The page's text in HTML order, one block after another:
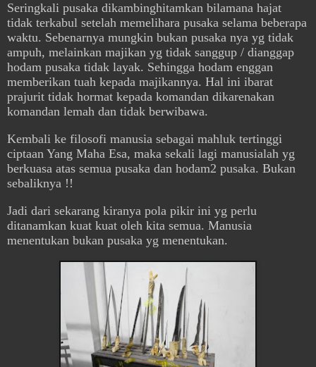
Seringkali pusaka dikambinghitamkan bilamana hajat
tidak terkabul setelah memelihara pusaka selama beberapa
waktu. Sebenarnya mungkin bukan pusaka nya yg tidak
ampuh, melainkan majikan yg tidak sanggup / dianggap
hodam pusaka tidak layak. Sehingga hodam enggan
memberikan tuah kepada majikannya. Hal ini ibarat
prajurit tidak hormat kepada komandan dikarenakan
komandan lemah dan tidak berwibawa.
Kembali ke filosofi manusia sebagai mahluk tertinggi
ciptaan Yang Maha Esa, maka sekali lagi manusialah yg
berkuasa atas semua pusaka dan hodam2 pusaka. Bukan
sebaliknya !!
Jadi dari sekarang kiranya pola pikir ini yg perlu
ditanamkan kuat kuat oleh kita semua. Manusia
menentukan bukan pusaka yg menentukan.